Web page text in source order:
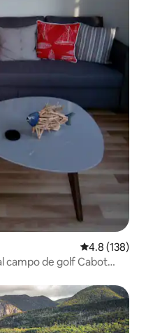
Calificación
4.8 (138)
campo de golf Cabot
huéspedes